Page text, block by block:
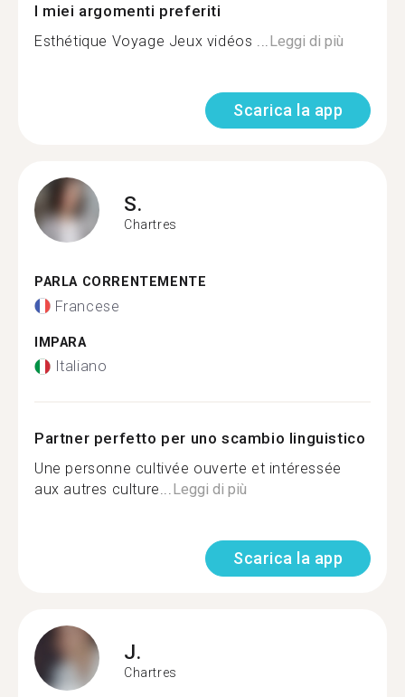
I miei argomenti preferiti
Esthétique Voyage Jeux vidéos ...Leggi di più
Scarica la app
S.
Chartres
PARLA CORRENTEMENTE
Francese
IMPARA
Italiano
Partner perfetto per uno scambio linguistico
Une personne cultivée ouverte et intéressée
aux autres culture...Leggi di più
Scarica la app
J.
Chartres